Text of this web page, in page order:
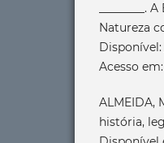
Natureza
Disponível:
Acesso
ALMEIDA,
história,